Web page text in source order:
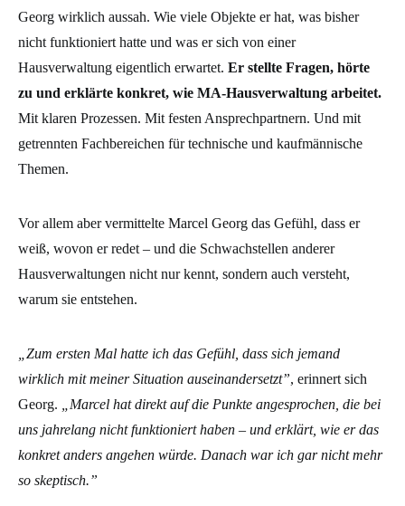
Georg wirklich aussah. Wie viele Objekte er hat, was bisher
nicht funktioniert hatte und was er sich von einer
Hausverwaltung eigentlich erwartet. Er stellte Fragen, hörte
zu und erklärte konkret, wie MA-Hausverwaltung arbeitet.
Mit klaren Prozessen. Mit festen Ansprechpartnern. Und mit
getrennten Fachbereichen für technische und kaufmännische
Themen.
Vor allem aber vermittelte Marcel Georg das Gefühl, dass er
weiß, wovon er redet – und die Schwachstellen anderer
Hausverwaltungen nicht nur kennt, sondern auch versteht,
warum sie entstehen.
„Zum ersten Mal hatte ich das Gefühl, dass sich jemand
wirklich mit meiner Situation auseinandersetzt”, erinnert sich
Georg.
„Marcel hat direkt auf die Punkte angesprochen, die bei
uns jahrelang nicht funktioniert haben – und erklärt, wie er das
konkret anders angehen würde. Danach war ich gar nicht mehr
so skeptisch.”